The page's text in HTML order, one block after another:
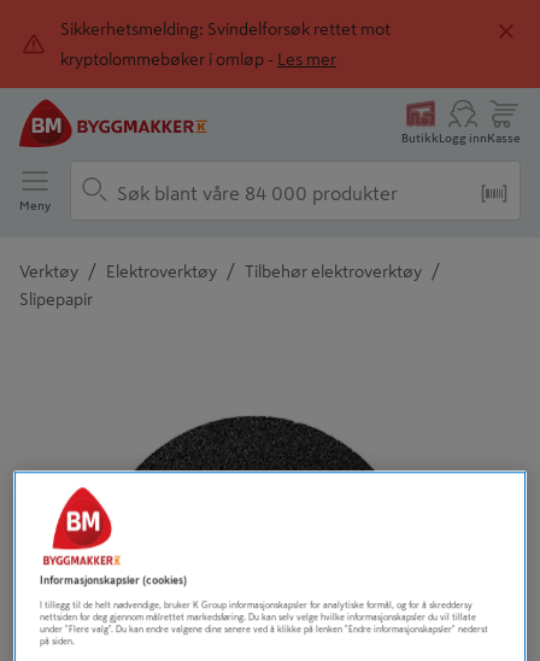
Sikkerhetsmelding: Svindelforsøk rettet mot
kryptolommebøker i omløp -
Les mer
ButikkLogg innKasse
Meny
Verktøy / Elektroverktøy / Tilbehør elektroverktøy /
Slipepapir
Informasjonskapsler (cookies)
I tillegg til de helt nødvendige, bruker K Group informasjonskapsler for analytiske formål, og for å skreddersy
nettsiden for deg gjennom målrettet markedsføring. Du kan selv velge hvilke informasjonskapsler du vil tillate
under "Flere valg". Du kan endre valgene dine senere ved å klikke på lenken "Endre informasjonskapsler" nederst
på siden.